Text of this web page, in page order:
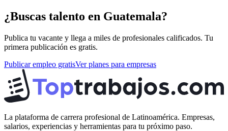
¿Buscas talento en Guatemala?
Publica tu vacante y llega a miles de profesionales calificados. Tu
primera publicación es gratis.
Publicar empleo gratisVer planes para empresas
La plataforma de carrera profesional de Latinoamérica. Empresas,
salarios, experiencias y herramientas para tu próximo paso.